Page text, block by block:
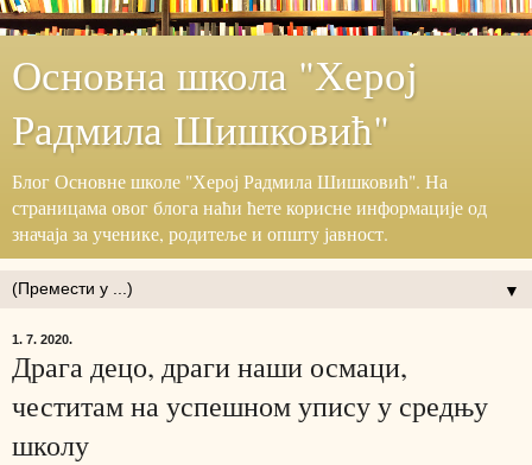
Основна школа "Херој
Радмила Шишковић"
Блог ‎Основне школе "Херој ‎Радмила Шишковић".‎ На
страницама овог блога наћи ћете корисне информације ‎од
значаја за ученике, родитеље и општу јавност.‎
▼
1. 7. 2020.
Драга децо, драги наши осмаци,
честитам на успешном упису у средњу
школу